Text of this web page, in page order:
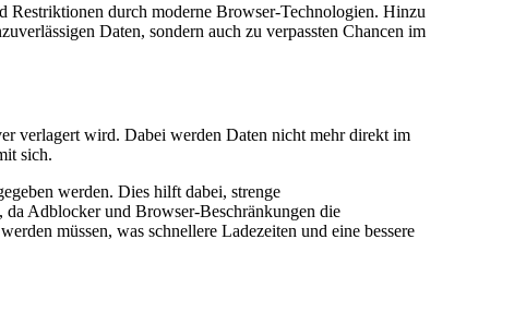
Restriktionen durch moderne Browser-Technologien. Hinzu
Daten, sondern auch zu verpassten Chancen im
verlagert wird. Dabei werden Daten nicht mehr direkt im
sich.
werden. Dies hilft dabei, strenge
Adblocker und Browser-Beschränkungen die
müssen, was schnellere Ladezeiten und eine bessere